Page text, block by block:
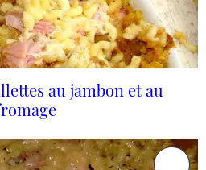
au jambon et au